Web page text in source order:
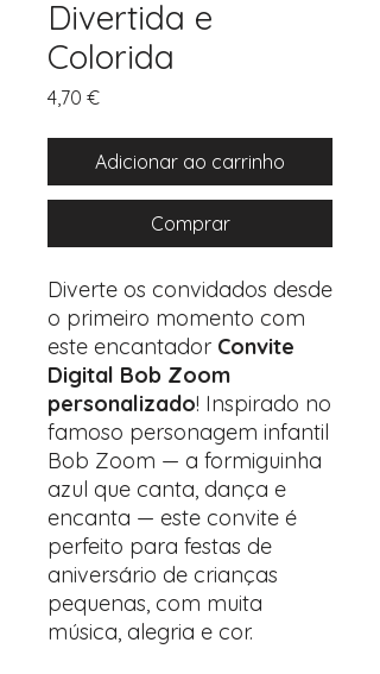
Divertida e
Colorida
4,70 €Preço
Adicionar ao carrinho
Comprar
Diverte os convidados desde
o primeiro momento com
este encantador Convite
Digital Bob Zoom
personalizado! Inspirado no
famoso personagem infantil
Bob Zoom — a formiguinha
azul que canta, dança e
encanta — este convite é
perfeito para festas de
aniversário de crianças
pequenas, com muita
música, alegria e cor.